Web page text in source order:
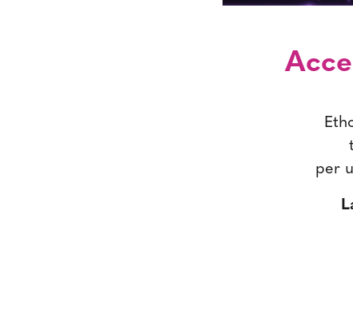
per